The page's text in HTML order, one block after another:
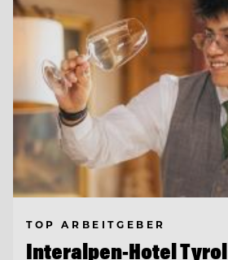
TOP ARBEITGEBER
Interalpen-Hotel Tyrol